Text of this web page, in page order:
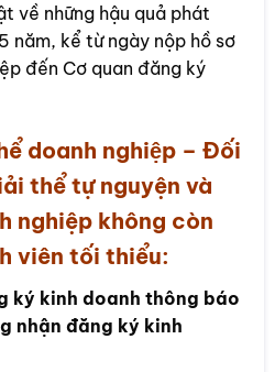
về những hậu quả phát
năm, kể từ ngày nộp hồ sơ
đến Cơ quan đăng ký
doanh nghiệp – Đối
thể tự nguyện và
nghiệp không còn
viên tối thiểu:
ký kinh doanh thông báo
nhận đăng ký kinh